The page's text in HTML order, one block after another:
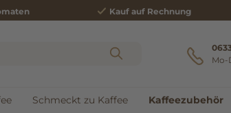
Kauf auf Rechnung
Mo-
Schmeckt zu Kaffee Kaffeezubehör